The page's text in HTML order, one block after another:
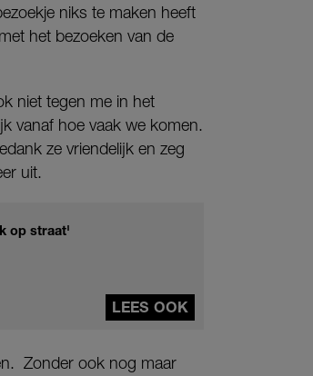
niks te maken heeft
het bezoeken van de
niet tegen me in het
vanaf hoe vaak we komen.
ze vriendelijk en zeg
uit.
op straat'
LEES OOK
Zonder ook nog maar